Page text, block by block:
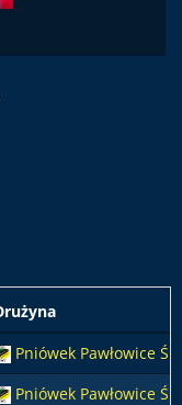
Pniówek Pawłowice
Pniówek Pawłowice